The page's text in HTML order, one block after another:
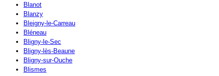
Blanot
Blanzy
Bleigny-le-Carreau
Bléneau
Bligny-le-Sec
Bligny-lès-Beaune
Bligny-sur-Ouche
Blismes